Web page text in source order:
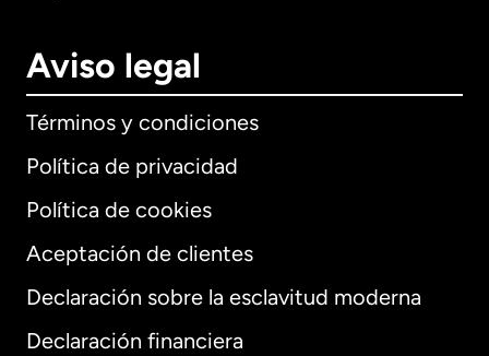
Aviso legal
Términos y condiciones
Política de privacidad
Política de cookies
Aceptación de clientes
Declaración sobre la esclavitud moderna
Declaración financiera
Internacional English